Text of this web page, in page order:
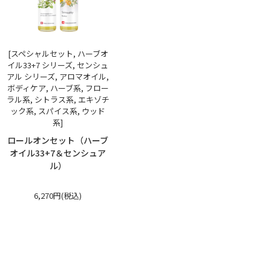
[スペシャルセット, ハーブオ
イル33+7 シリーズ, センシュ
アル シリーズ, アロマオイル,
ボディケア, ハーブ系, フロー
ラル系, シトラス系, エキゾチ
ック系, スパイス系, ウッド
系]
ロールオンセット（ハーブ
オイル33+7＆センシュア
ル）
6,270円(税込)